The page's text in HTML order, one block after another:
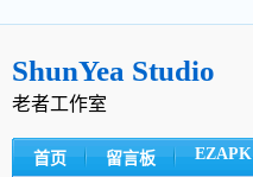
ShunYea Studio
老者工作室
首页 留言板 EZAPK